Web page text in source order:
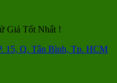
Giá Tốt Nhất !
15, Q. Tân Bình, Tp. HCM